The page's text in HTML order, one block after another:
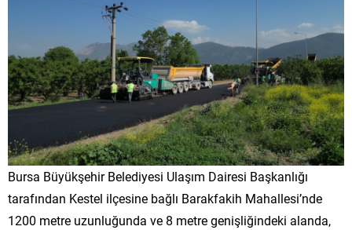
Bursa Büyükşehir Belediyesi Ulaşım Dairesi Başkanlığı
tarafından Kestel ilçesine bağlı Barakfakih Mahallesi’nde
1200 metre uzunluğunda ve 8 metre genişliğindeki alanda,